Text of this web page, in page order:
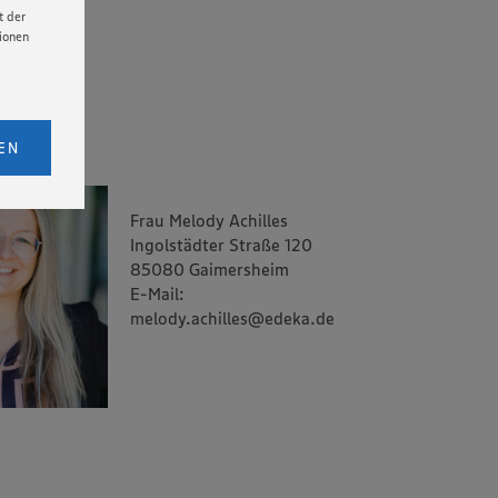
der
1
Cookie
Frau Melody Achilles
Ingolstädter Straße 120
85080 Gaimersheim
E-Mail:
melody.achilles@edeka.de